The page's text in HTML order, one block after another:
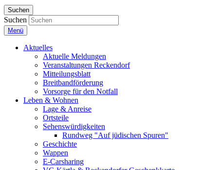
Suchen
Suchen
Menü
Aktuelles
Aktuelle Meldungen
Veranstaltungen Reckendorf
Mitteilungsblatt
Breitbandförderung
Vorsorge für den Notfall
Leben & Wohnen
Lage & Anreise
Ortsteile
Sehenswürdigkeiten
Rundweg "Auf jüdischen Spuren"
Geschichte
Wappen
E-Carsharing